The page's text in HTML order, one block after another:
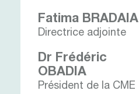
Fatima BRADAIA
Directrice adjointe
Dr Frédéric
OBADIA
Président de la CME